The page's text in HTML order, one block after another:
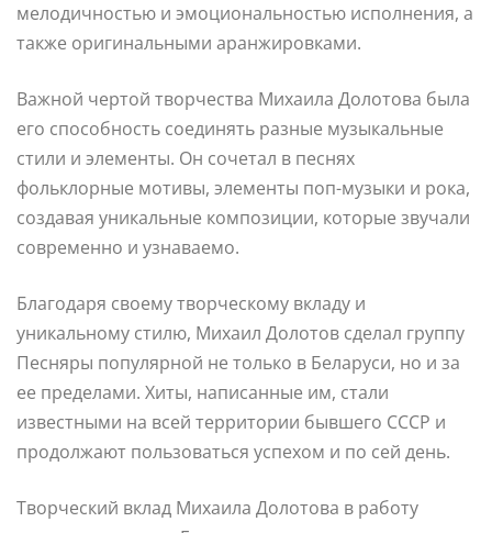
мелодичностью и эмоциональностью исполнения, а
также оригинальными аранжировками.
Важной чертой творчества Михаила Долотова была
его способность соединять разные музыкальные
стили и элементы. Он сочетал в песнях
фольклорные мотивы, элементы поп-музыки и рока,
создавая уникальные композиции, которые звучали
современно и узнаваемо.
Благодаря своему творческому вкладу и
уникальному стилю, Михаил Долотов сделал группу
Песняры популярной не только в Беларуси, но и за
ее пределами. Хиты, написанные им, стали
известными на всей территории бывшего СССР и
продолжают пользоваться успехом и по сей день.
Творческий вклад Михаила Долотова в работу